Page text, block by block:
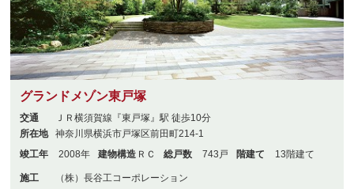
グランドメゾン東戸塚
交通
ＪＲ横須賀線『東戸塚』駅 徒歩10分
所在地
神奈川県横浜市戸塚区前田町214-1
竣工年
2008年 建物構造 ＲＣ 総戸数 743戸 階建て 13階建て
施工 （株）長谷工コーポレーション